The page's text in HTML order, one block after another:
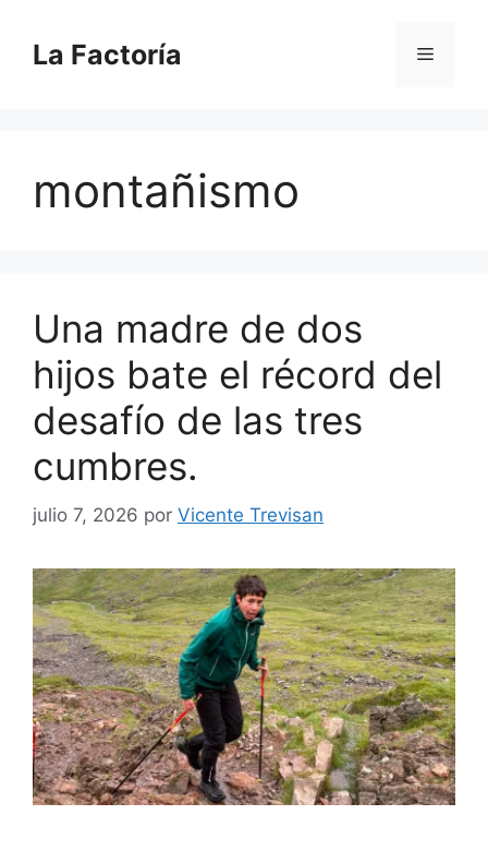
contenido
La Factoría Menú
montañismo
Una madre de dos
hijos bate el récord del
desafío de las tres
cumbres.
julio 7, 2026 por Vicente Trevisan